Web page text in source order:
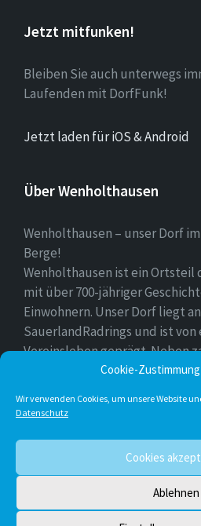
Cookie-
Wir verwenden Cookies, um unsere Website
Datenschutz
Cookies
Ablehnen
Jetzt mitfunken!
Bleiben Sie auch unterwegs
Laufenden mit DorfFunk!
Jetzt laden für iOS & Android
Über Wenholthausen
Wenholthausen – unser Dorf
Berge!
Wenholthausen ist ein Ortsteil
mit über 700-jähriger
Einwohnern. Unser Dorf liegt
SauerlandRadrings und ist von
Vereinsleben geprägt. Neben
Freizeitmöglichkeiten ist unser
Facebook
© 2026 Wenholthausen